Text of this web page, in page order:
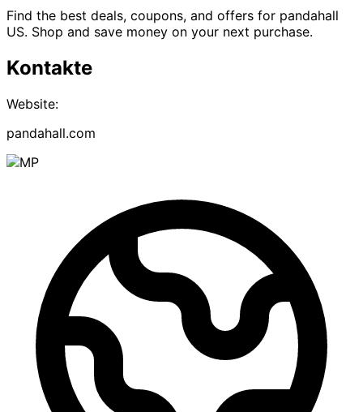
Find the best deals, coupons, and offers for pandahall
US. Shop and save money on your next purchase.
Kontakte
Website:
pandahall.com